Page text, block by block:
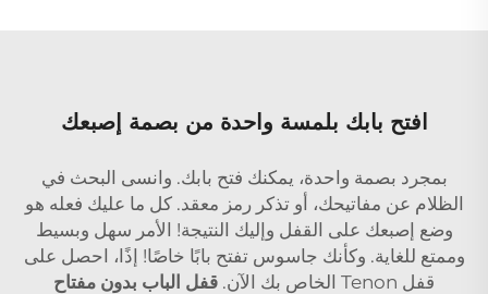
افتح بابك بلمسة واحدة من بصمة إصبعك
بمجرد بصمة واحدة، يمكنك فتح بابك. وانسى البحث في
الظلام عن مفاتيحك، أو تذكر رمز معقد. كل ما عليك فعله هو
وضع إصبعك على القفل وإليك النتيجة! الأمر سهل وبسيط
وممتع للغاية. وكأنك جاسوس تفتح بابًا خاصًا! إذًا، احصل على
قفل Tenon الخاص بك الآن.
قفل الباب بدون مفتاح